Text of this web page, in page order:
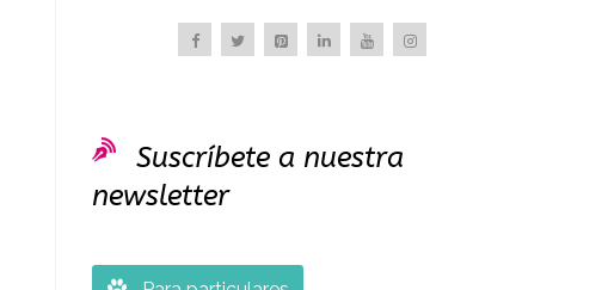

Suscríbete a nuestra
newsletter